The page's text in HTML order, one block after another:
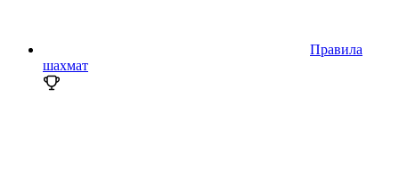
Правила
шахмат